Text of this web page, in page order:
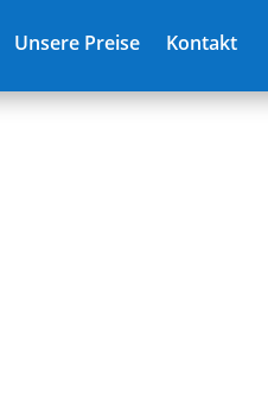
Unsere Preise Kontakt